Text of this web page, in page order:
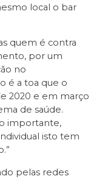
local o bar
quem é contra
por um
no
é a toa que o
2020 e em março
de saúde.
importante,
isto tem
pelas redes